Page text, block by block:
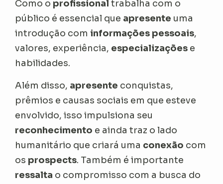
Como o profissionaltrabalha com o
público é essencial que apresente uma
introdução com informações pessoais,
valores, experiência, especializações e
habilidades.
Além disso, apresente conquistas,
prêmios e causas sociais em que esteve
envolvido, isso impulsiona seu
reconhecimento e ainda traz o lado
humanitário que criará uma conexão com
os prospects. Também é importante
ressalta o compromisso com a busca do